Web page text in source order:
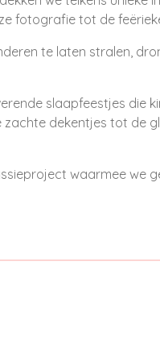
fotografie tot de
te laten stralen,
slaapfeestjes die
dekentjes tot de
waarmee we